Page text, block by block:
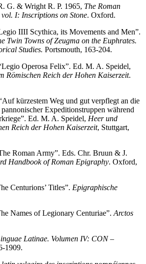
G. & Wright R. P. 1965, The Roman
I: Inscriptions on Stone. Oxford.
IIII Scythica, its Movements and Men”.
Twin Towns of Zeugma on the Euphrates.
Studies. Portsmouth, 163-204.
Operosa Felix”. Ed. M. A. Speidel,
Römischen Reich der Hohen Kaiserzeit.
kürzestem Weg und gut verpflegt an die
Expeditionstruppen während
Ed. M. A. Speidel, Heer und
Reich der Hohen Kaiserzeit, Stuttgart,
Roman Army”. Eds. Chr. Bruun & J.
Handbook of Roman Epigraphy. Oxford,
Centurions’ Titles”. Epigraphische
Names of Legionary Centuriae”. Arctos
Latinae. Volumen IV: CON –
1909.